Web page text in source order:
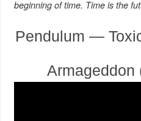
beginning of time. Time is the
Pendulum —
Armageddon